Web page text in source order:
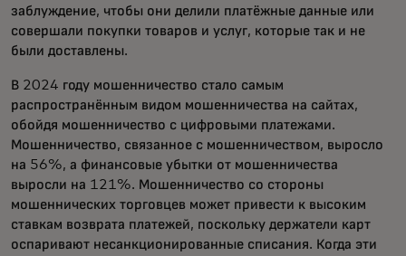
заблуждение, чтобы они делили платёжные данные или
совершали покупки товаров и услуг, которые так и не
были доставлены.
В 2024 году мошенничество стало самым
распространённым видом мошенничества на сайтах,
обойдя мошенничество с цифровыми платежами.
Мошенничество, связанное с мошенничеством, выросло
на 56%, а финансовые убытки от мошенничества
выросли на 121%. Мошенничество со стороны
мошеннических торговцев может привести к высоким
ставкам возврата платежей, поскольку держатели карт
оспаривают несанкционированные списания. Когда эти